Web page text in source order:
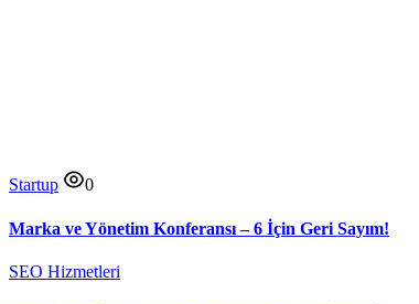
Startup 0
Marka ve Yönetim Konferansı – 6 İçin Geri Sayım!
SEO Hizmetleri